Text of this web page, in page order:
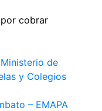
de
y Colegios
– EMAPA